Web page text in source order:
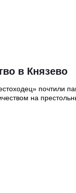
в Князево
почтили
на